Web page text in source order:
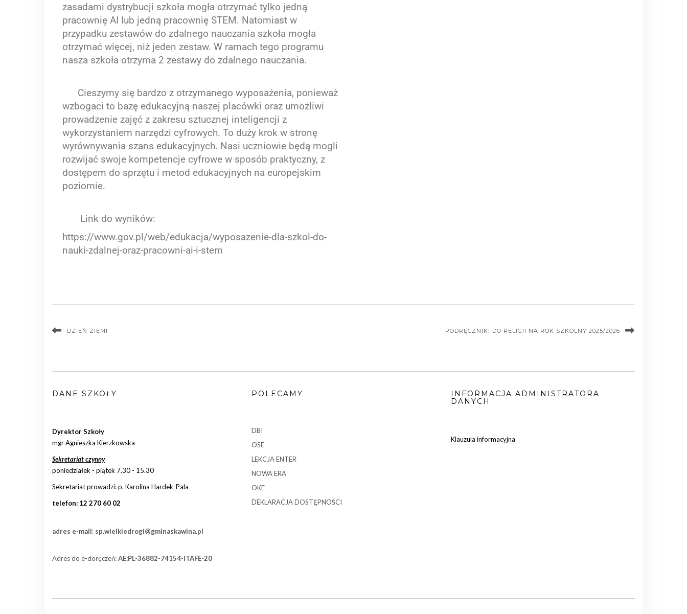
zasadami dystrybucji szkoła mogła otrzymać tylko jedną
pracownię AI lub jedną pracownię STEM. Natomiast w
przypadku zestawów do zdalnego nauczania szkoła mogła
otrzymać więcej, niż jeden zestaw. W ramach tego programu
nasza szkoła otrzyma 2 zestawy do zdalnego nauczania.
Cieszymy się bardzo z otrzymanego wyposażenia, ponieważ
wzbogaci to bazę edukacyjną naszej placówki oraz umożliwi
prowadzenie zajęć z zakresu sztucznej inteligencji z
wykorzystaniem narzędzi cyfrowych. To duży krok w stronę
wyrównywania szans edukacyjnych. Nasi uczniowie będą mogli
rozwijać swoje kompetencje cyfrowe w sposób praktyczny, z
dostępem do sprzętu i metod edukacyjnych na europejskim
poziomie.
Link do wyników:
https://www.gov.pl/web/edukacja/wyposazenie-dla-szkol-do-
nauki-zdalnej-oraz-pracowni-ai-i-stem
DZIEŃ ZIEMI PODRĘCZNIKI DO RELIGII NA ROK SZKOLNY 2025/2026
DANE SZKOŁY
Dyrektor Szkoły
mgr Agnieszka Kierzkowska
Sekretariat czynny
poniedziałek - piątek 7.30 - 15.30
Sekretariat prowadzi: p. Karolina Hardek-Pala
telefon: 12 270 60 02
adres e-mail: sp.wielkiedrogi@gminaskawina.pl
Adres do e-doręczeń:AE:PL-36882-74154-ITAFE-20
POLECAMY
DBI
OSE
LEKCJA ENTER
NOWA ERA
OKE
DEKLARACJA DOSTĘPNOŚCI
INFORMACJA ADMINISTRATORA
DANYCH
Klauzula informacyjna